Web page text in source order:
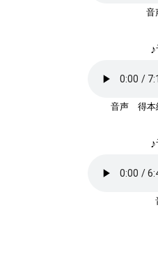
音声 得本